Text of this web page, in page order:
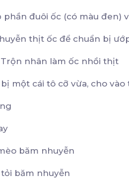
phần đuôi ốc (có màu đen)
thịt ốc để chuẩn bị
Trộn nhân làm ốc nhồi thịt
một cái tô cỡ vừa, cho
băm nhuyễn
tỏi băm nhuyễn